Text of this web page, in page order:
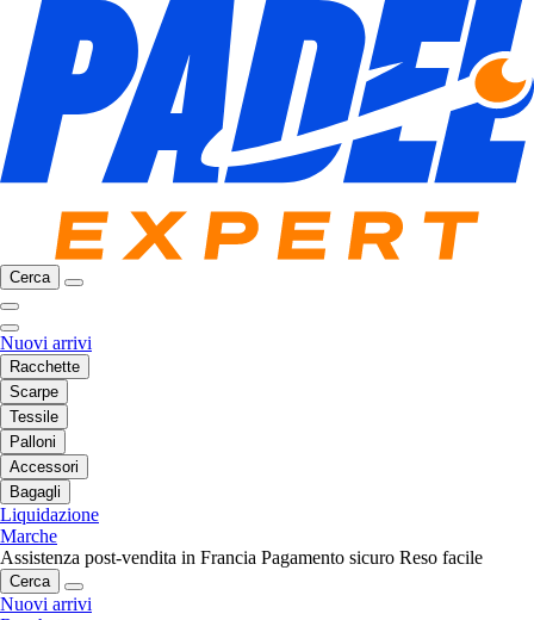
Cerca
Nuovi arrivi
Racchette
Scarpe
Tessile
Palloni
Accessori
Bagagli
Liquidazione
Marche
Assistenza post-vendita in Francia Pagamento sicuro Reso facile
Cerca
Nuovi arrivi